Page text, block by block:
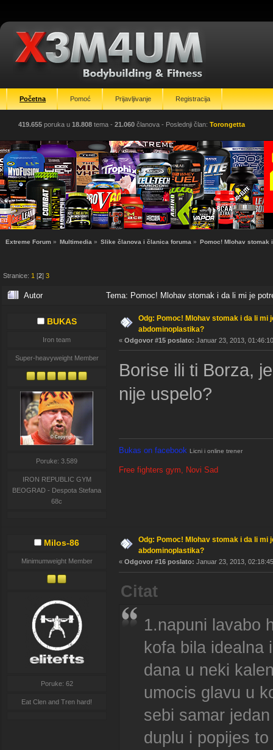
Početna Pomoć Prijavljivanje Registracija
419.655 poruka u 18.808 tema - 21.060 članova - Poslednji član: Torongetta
Extreme Forum » Multimedia » Slike članova i članica foruma » Pomoc! Mlohav
Stranice:1 [2]3
Autor Tema: Pomoc! Mlohav stomak i da li mi je
BUKAS
Iron team
Super-heavyweight Member
Poruke: 3.589
IRON REPUBLIC GYM
BEOGRAD - Despota Stefana
68c
Odg: Pomoc! Mlohav stomak i da li mi
abdominoplastika?
« Odgovor #15 poslato: Januar 23, 2013,
Borise ili ti Borza,
nije uspelo?
Bukas on facebook Licni i online trener
Free fighters gym, Novi Sad
Milos-86
Minimumweight Member
Poruke: 62
Eat Clen and Tren hard!
Odg: Pomoc! Mlohav stomak i da li mi
abdominoplastika?
« Odgovor #16 poslato: Januar 23, 2013,
Citat
1.napuni lavabo
kofa bila idealna
dana u neki
umocis glavu u
sebi samar
duplu i popijes